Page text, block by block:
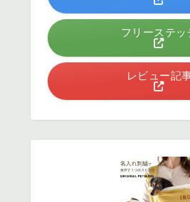
フリーステッ
レビュー記